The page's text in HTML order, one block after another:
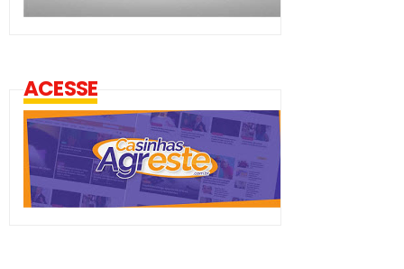
ACESSE